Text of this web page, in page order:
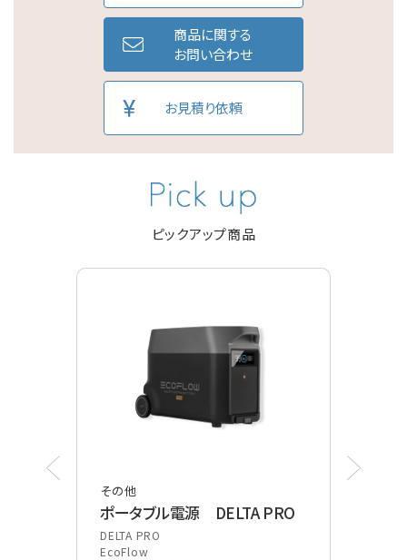
商品に関する
お問い合わせ
お見積り依頼
ピックアップ商品
その他
ポータブル電源 DELTA PRO
DELTA PRO
EcoFlow